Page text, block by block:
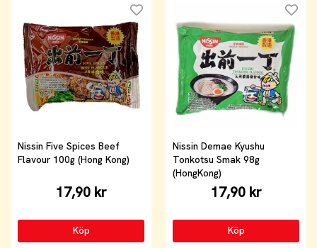
Nissin Five Spices Beef
Flavour 100g (Hong Kong)
17,90 kr
Köp
Nissin Demae Kyushu
Tonkotsu Smak 98g
(HongKong)
17,90 kr
Köp